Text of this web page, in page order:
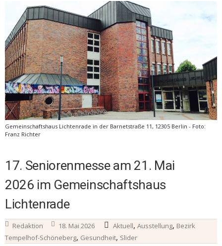
Gemeinschaftshaus Lichtenrade in der Barnetstraße 11, 12305 Berlin - Foto:
Franz Richter
17. Seniorenmesse am 21. Mai
2026 im Gemeinschaftshaus
Lichtenrade
Redaktion 18. Mai 2026 Aktuell, Ausstellung, Bezirk
Tempelhof-Schöneberg, Gesundheit, Slider